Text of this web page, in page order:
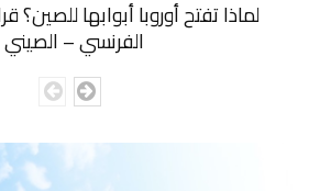
لماذا تفتح أوروبا أبوابها للصين؟
الفرنسي – الصيني